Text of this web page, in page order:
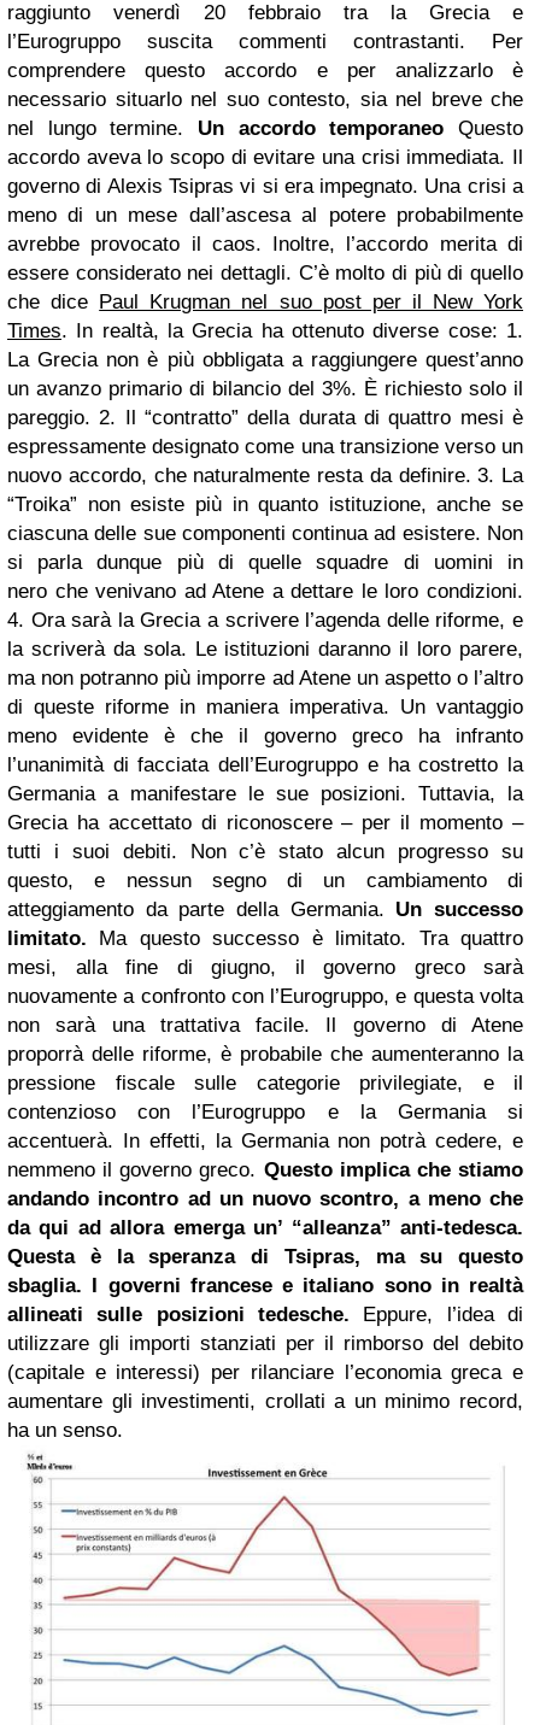
raggiunto venerdì 20 febbraio tra la Grecia e
l’Eurogruppo suscita commenti contrastanti. Per
comprendere questo accordo e per analizzarlo è
necessario situarlo nel suo contesto, sia nel breve che
nel lungo termine.
Un accordo temporaneo
Questo
accordo aveva lo scopo di evitare una crisi immediata. Il
governo di Alexis Tsipras vi si era impegnato. Una crisi a
meno di un mese dall’ascesa al potere probabilmente
avrebbe provocato il caos. Inoltre, l’accordo merita di
essere considerato nei dettagli. C’è molto di più di quello
che dice Paul Krugman nel suo post per il New York
Times. In realtà, la Grecia ha ottenuto diverse cose: 1.
La Grecia non è più obbligata a raggiungere quest’anno
un avanzo primario di bilancio del 3%. È richiesto solo il
pareggio. 2. Il “contratto” della durata di quattro mesi è
espressamente designato come una transizione verso un
nuovo accordo, che naturalmente resta da definire. 3. La
“Troika” non esiste più in quanto istituzione, anche se
ciascuna delle sue componenti continua ad esistere. Non
si parla dunque più di quelle squadre di uomini in
nero che venivano ad Atene a dettare le loro condizioni.
4. Ora sarà la Grecia a scrivere l’agenda delle riforme, e
la scriverà da sola. Le istituzioni daranno il loro parere,
ma non potranno più imporre ad Atene un aspetto o l’altro
di queste riforme in maniera imperativa. Un vantaggio
meno evidente è che il governo greco ha infranto
l’unanimità di facciata dell’Eurogruppo e ha costretto la
Germania a manifestare le sue posizioni. Tuttavia, la
Grecia ha accettato di riconoscere – per il momento –
tutti i suoi debiti. Non c’è stato alcun progresso su
questo, e nessun segno di un cambiamento di
atteggiamento da parte della Germania. Un successo
limitato.
Ma questo successo è limitato. Tra quattro
mesi, alla fine di giugno, il governo greco sarà
nuovamente a confronto con l’Eurogruppo, e questa volta
non sarà una trattativa facile. Il governo di Atene
proporrà delle riforme, è probabile che aumenteranno la
pressione fiscale sulle categorie privilegiate, e il
contenzioso con l’Eurogruppo e la Germania si
accentuerà. In effetti, la Germania non potrà cedere, e
nemmeno il governo greco. Questo implica che stiamo
andando incontro ad un nuovo scontro, a meno che
da qui ad allora emerga un’ “alleanza” anti-tedesca.
Questa è la speranza di Tsipras, ma su questo
sbaglia. I governi francese e italiano sono in realtà
allineati sulle posizioni tedesche.
Eppure, l’idea di
utilizzare gli importi stanziati per il rimborso del debito
(capitale e interessi) per rilanciare l’economia greca e
aumentare gli investimenti, crollati a un minimo record,
ha un senso.